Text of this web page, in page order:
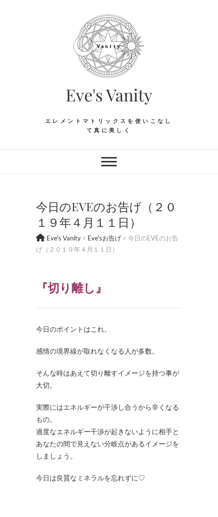
Eve's Vanity
エレメントマトリックスを使いこなし
て真に美しく
今日のEVEのお告げ（２０
１９年４月１１日）
Eve's Vanity > Eve'sお告げ > 今日のEVEのお告
げ（２０１９年４月１１日）
『切り離し』
今日のポイントはこれ。
感情の境界線が取れなくなる人が多数。
そんな時はあえて切り離すイメージを持つ事が
大切。
実際にはエネルギーが干渉し合うから辛くなる
もの。
過度なエネルギー干渉が起きないように相手と
あなたの間で見えない分岐点があるイメージを
しましょう。
今日は良質なミネラルを忘れずに♡